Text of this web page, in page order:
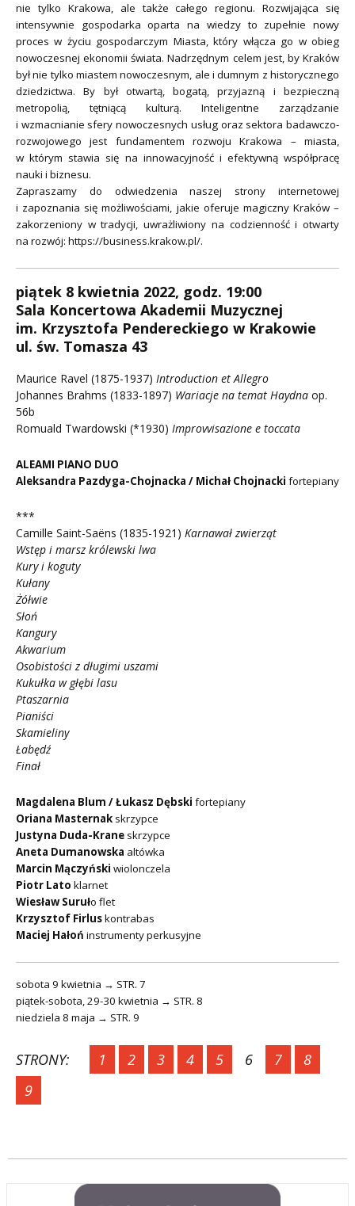
nie tylko Krakowa, ale także całego regionu. Rozwijająca się
intensywnie gospodarka oparta na wiedzy to zupełnie nowy
proces w życiu gospodarczym Miasta, który włącza go w obieg
nowoczesnej ekonomii świata. Nadrzędnym celem jest, by Kraków
był nie tylko miastem nowoczesnym, ale i dumnym z historycznego
dziedzictwa. By był otwartą, bogatą, przyjazną i bezpieczną
metropolią, tętniącą kulturą. Inteligentne zarządzanie
i wzmacnianie sfery nowoczesnych usług oraz sektora badawczo-
rozwojowego jest fundamentem rozwoju Krakowa – miasta,
w którym stawia się na innowacyjność i efektywną współpracę
nauki i biznesu.
Zapraszamy do odwiedzenia naszej strony internetowej
i zapoznania się możliwościami, jakie oferuje magiczny Kraków –
zakorzeniony w tradycji, uwrażliwiony na codzienność i otwarty
na rozwój: https://business.krakow.pl/.
piątek 8 kwietnia 2022, godz. 19:00
Sala Koncertowa Akademii Muzycznej
im. Krzysztofa Pendereckiego w Krakowie
ul. św. Tomasza 43
Maurice Ravel (1875-1937) Introduction et Allegro
Johannes Brahms (1833-1897) Wariacje na temat Haydna op.
56b
Romuald Twardowski (*1930) Improvvisazione e toccata
ALEAMI PIANO DUO
Aleksandra Pazdyga-Chojnacka / Michał Chojnacki fortepiany
***
Camille Saint-Saëns (1835-1921) Karnawał zwierząt
Wstęp i marsz królewski lwa
Kury i koguty
Kułany
Żółwie
Słoń
Kangury
Akwarium
Osobistości z długimi uszami
Kukułka w głębi lasu
Ptaszarnia
Pianiści
Skamieliny
Łabędź
Finał
Magdalena Blum / Łukasz Dębski fortepiany
Oriana Masternak skrzypce
Justyna Duda-Krane skrzypce
Aneta Dumanowska altówka
Marcin Mączyński wiolonczela
Piotr Lato klarnet
Wiesław Suruło flet
Krzysztof Firluskontrabas
Maciej Hałoń instrumenty perkusyjne
sobota 9 kwietnia → STR. 7
piątek-sobota, 29-30 kwietnia → STR. 8
niedziela 8 maja → STR. 9
STRONY: 1 2 3 4 5 6 7
8
9